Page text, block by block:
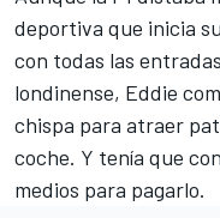
deportiva que inicia
con todas las
londinense, Eddie
chispa para atraer
coche. Y tenía que
medios para pagarlo.